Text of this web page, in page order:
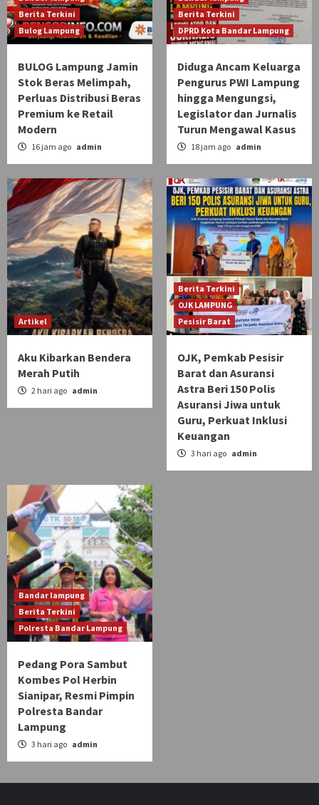
Berita Terkini
Bulog Lampung
BULOG Lampung Jamin
Stok Beras Melimpah,
Perluas Distribusi Beras
Premium ke Retail
Modern
16 jam ago admin
Berita Terkini
DPRD Kota Bandar Lampung
Diduga Ancam Keluarga
Pengurus PWI Lampung
hingga Mengungsi,
Legislator dan Jurnalis
Turun Mengawal Kasus
18 jam ago admin
Artikel
Aku Kibarkan Bendera
Merah Putih
2 hari ago admin
Berita Terkini
OJK LAMPUNG
Pesisir Barat
OJK, Pemkab Pesisir
Barat dan Asuransi
Astra Beri 150 Polis
Asuransi Jiwa untuk
Guru, Perkuat Inklusi
Keuangan
3 hari ago admin
Bandar lampung
Berita Terkini
Polresta Bandar Lampung
Pedang Pora Sambut
Kombes Pol Herbin
Sianipar, Resmi Pimpin
Polresta Bandar
Lampung
3 hari ago admin